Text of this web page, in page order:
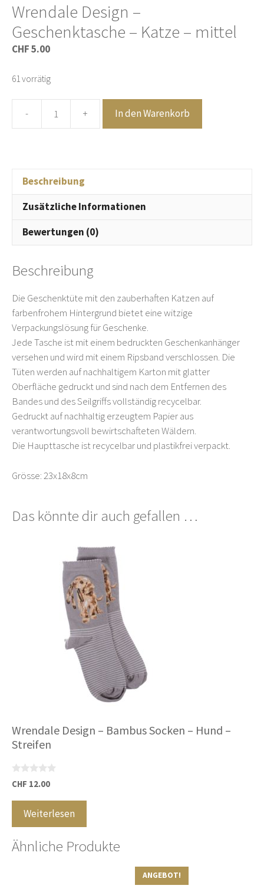
Wrendale Design –
Geschenktasche – Katze – mittel
CHF5.00
61 vorrätig
-
Wrendale
Katze
-
+ In den Warenkorb
Beschreibung
Zusätzliche Informationen
Bewertungen (0)
Beschreibung
Die Geschenktüte mit den zauberhaften Katzen auf
farbenfrohem Hintergrund bietet eine witzige
Verpackungslösung für Geschenke.
Jede Tasche ist mit einem bedruckten Geschenkanhänger
versehen und wird mit einem Ripsband verschlossen. Die
Tüten werden auf nachhaltigem Karton mit glatter
Oberfläche gedruckt und sind nach dem Entfernen des
Bandes und des Seilgriffs vollständig recycelbar.
Gedruckt auf nachhaltig erzeugtem Papier aus
verantwortungsvoll bewirtschafteten Wäldern.
Die Haupttasche ist recycelbar und plastikfrei verpackt.
Grösse: 23x18x8cm
Das könnte dir auch gefallen …
Wrendale Design – Bambus Socken – Hund –
Streifen
0
v
CHF 12.00
Weiterlesen
Ähnliche Produkte
ANGEBOT!